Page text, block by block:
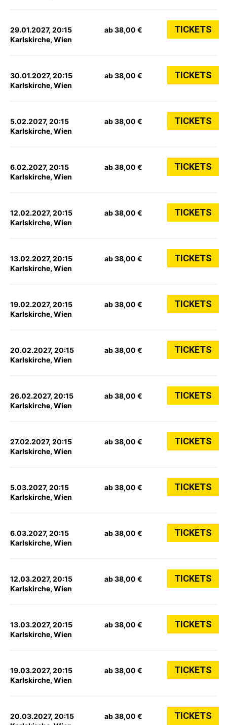
29.01.2027, 20:15
Karlskirche, Wien
ab 38,00 € TICKETS
30.01.2027, 20:15
Karlskirche, Wien
ab 38,00 € TICKETS
5.02.2027, 20:15
Karlskirche, Wien
ab 38,00 € TICKETS
6.02.2027, 20:15
Karlskirche, Wien
ab 38,00 € TICKETS
12.02.2027, 20:15
Karlskirche, Wien
ab 38,00 € TICKETS
13.02.2027, 20:15
Karlskirche, Wien
ab 38,00 € TICKETS
19.02.2027, 20:15
Karlskirche, Wien
ab 38,00 € TICKETS
20.02.2027, 20:15
Karlskirche, Wien
ab 38,00 € TICKETS
26.02.2027, 20:15
Karlskirche, Wien
ab 38,00 € TICKETS
27.02.2027, 20:15
Karlskirche, Wien
ab 38,00 € TICKETS
5.03.2027, 20:15
Karlskirche, Wien
ab 38,00 € TICKETS
6.03.2027, 20:15
Karlskirche, Wien
ab 38,00 € TICKETS
12.03.2027, 20:15
Karlskirche, Wien
ab 38,00 € TICKETS
13.03.2027, 20:15
Karlskirche, Wien
ab 38,00 € TICKETS
19.03.2027, 20:15
Karlskirche, Wien
ab 38,00 € TICKETS
20.03.2027, 20:15
ab 38,00 € TICKETS